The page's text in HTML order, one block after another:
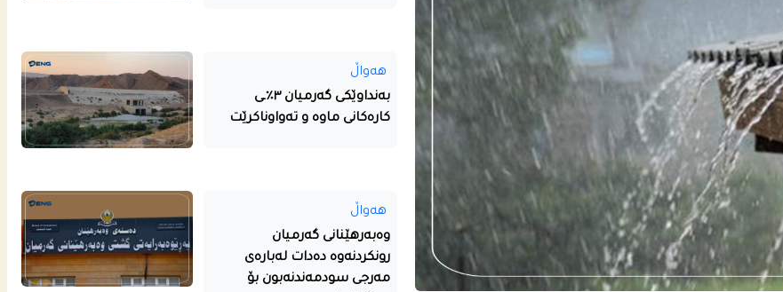
هەواڵ
بەنداوێکی گەرمیان ٣٪ـی
کارەکانی ماوە و تەواوناکرێت
هەواڵ
وەبەرهێنانی گەرمیان
رونکردنەوە دەدات لەبارەی
مەرجی سودمەندنەبون بۆ